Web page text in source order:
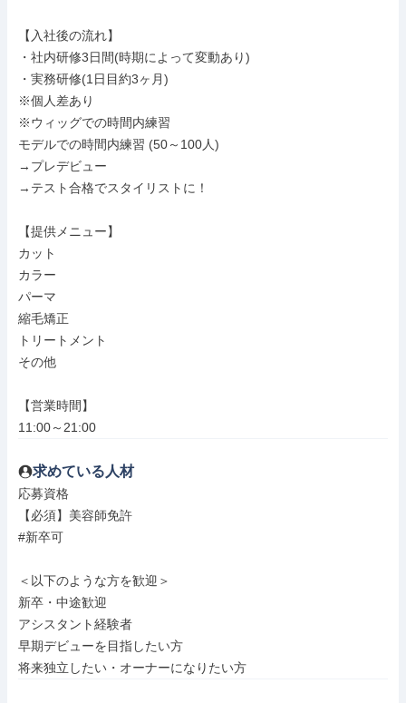
【入社後の流れ】
・社内研修3日間(時期によって変動あり)
・実務研修(1日目約3ヶ月)
※個人差あり
※ウィッグでの時間内練習
モデルでの時間内練習 (50～100人)
→プレデビュー
→テスト合格でスタイリストに！
【提供メニュー】
カット
カラー
パーマ
縮毛矯正
トリートメント
その他
【営業時間】
11:00～21:00
求めている人材
応募資格
【必須】美容師免許
#新卒可
＜以下のような方を歓迎＞
新卒・中途歓迎
アシスタント経験者
早期デビューを目指したい方
将来独立したい・オーナーになりたい方